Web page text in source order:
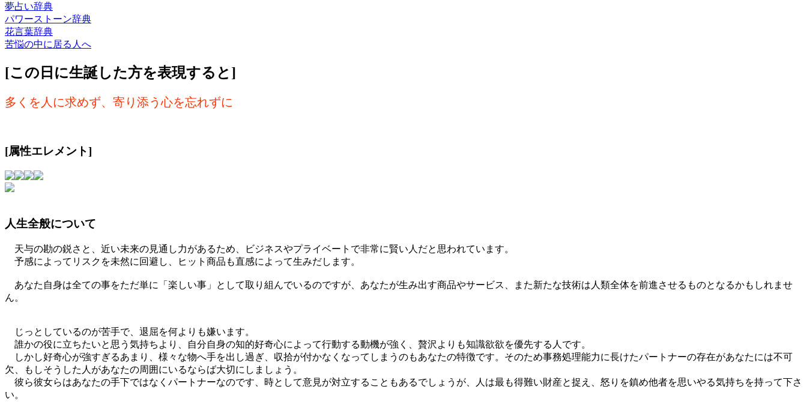
夢占い辞典
パワーストーン辞典
花言葉辞典
苦悩の中に居る人へ
[この日に生誕した方を表現すると]
多くを人に求めず、寄り添う心を忘れずに
[属性エレメント]
人生全般について
天与の勘の鋭さと、近い未来の見通し力があるため、ビジネスやプライベートで非常に賢い人だと思われています。
予感によってリスクを未然に回避し、ヒット商品も直感によって生みだします。
あなた自身は全ての事をただ単に「楽しい事」として取り組んでいるのですが、あなたが生み出す商品やサービス、また新たな技術は人類全体を前進させるものとなるかもしれませ
ん。
じっとしているのが苦手で、退屈を何よりも嫌います。
誰かの役に立ちたいと思う気持ちより、自分自身の知的好奇心によって行動する動機が強く、贅沢よりも知識欲欲を優先する人です。
しかし好奇心が強すぎるあまり、様々な物へ手を出し過ぎ、収拾が付かなくなってしまうのもあなたの特徴です。そのため事務処理能力に長けたパートナーの存在があなたには不可
欠、もしそうした人があなたの周囲にいるならば大切にしましょう。
彼ら彼女らはあなたの手下ではなくパートナーなのです、時として意見が対立することもあるでしょうが、人は最も得難い財産と捉え、怒りを鎮め他者を思いやる気持ちを持って下さ
い。